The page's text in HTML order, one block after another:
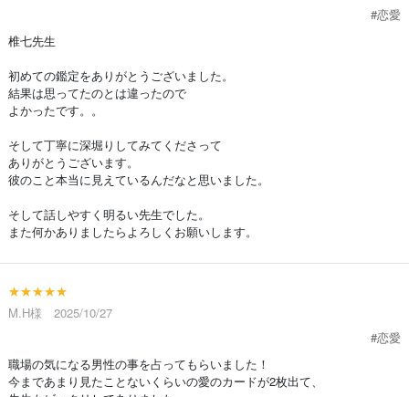
#恋愛
椎七先生
初めての鑑定をありがとうございました。
結果は思ってたのとは違ったので
よかったです。。
そして丁寧に深堀りしてみてくださって
ありがとうございます。
彼のこと本当に見えているんだなと思いました。
そして話しやすく明るい先生でした。
また何かありましたらよろしくお願いします。
★★★★★
M.H様 2025/10/27
#恋愛
職場の気になる男性の事を占ってもらいました！
今まであまり見たことないくらいの愛のカードが2枚出て、